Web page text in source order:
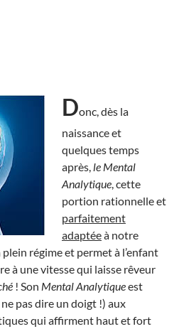
Donc, dès la
naissance et
quelques temps
après, le Mental
Analytique , cette
portion rationnelle et
parfaitement
adaptéeà notre
régime et permet à l’enfant
à une vitesse qui laisse rêveur
! Son Mental Analytiqueest
pas dire un doigt !) aux
qui affirment haut et fort